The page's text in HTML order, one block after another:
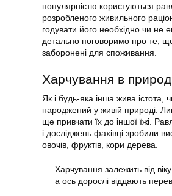
популярністю користуються
розробленого живильного
годувати його необхідно чи не
детально поговоримо про те,
заборонені для споживання.
Харчування в
Як і будь-яка інша жива істота,
народжений у живій природі.
ще привчати їх до іншої їжі.
і досліджень фахівці зробили
овочів, фруктів, кори дерева.
Харчування залежить від
а ось дорослі віддають